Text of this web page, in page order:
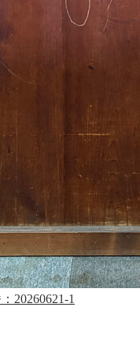
20260621-1